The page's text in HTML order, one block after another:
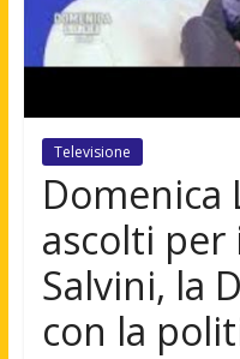
Televisione
Domenica
ascolti per
Salvini, la
con la